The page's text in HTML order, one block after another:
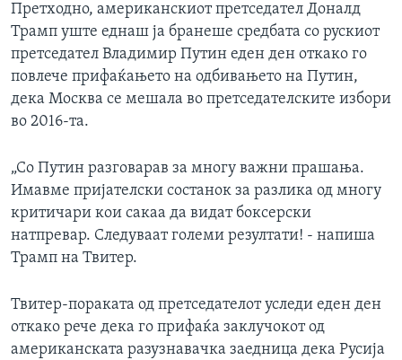
Претходно, американскиот претседател Доналд
Трамп уште еднаш ја бранеше средбата со рускиот
претседател Владимир Путин еден ден откако го
повлече прифаќањето на одбивањето на Путин,
дека Москва се мешала во претседателските избори
во 2016-та.
„Со Путин разговарав за многу важни прашања.
Имавме пријателски состанок за разлика од многу
критичари кои сакаа да видат боксерски
натпревар. Следуваат големи резултати! - напиша
Трамп на Твитер.
Твитер-пораката од претседателот уследи еден ден
откако рече дека го прифаќа заклучокот од
американската разузнавачка заедница дека Русија